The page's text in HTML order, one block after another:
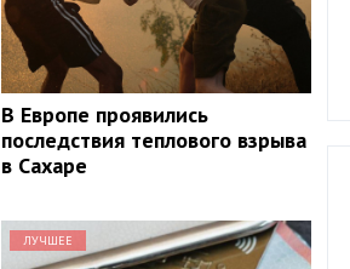
В Европе проявились
последствия теплового взрыва
в Сахаре
ЛУЧШЕЕ